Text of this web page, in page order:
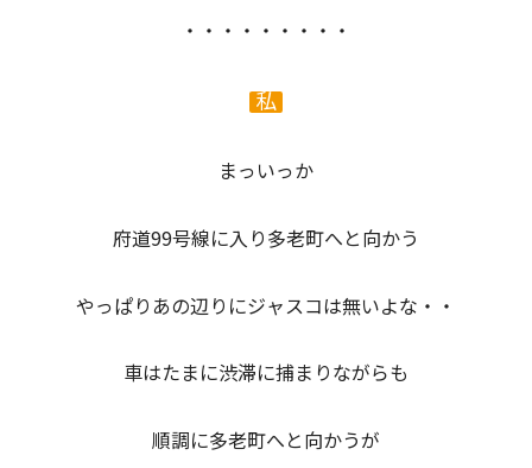
・・・・・・・・・
私
まっいっか
府道99号線に入り多老町へと向かう
やっぱりあの辺りにジャスコは無いよな・・
車はたまに渋滞に捕まりながらも
順調に多老町へと向かうが